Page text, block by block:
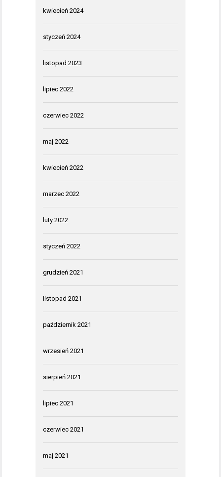
kwiecień 2024
styczeń 2024
listopad 2023
lipiec 2022
czerwiec 2022
maj 2022
kwiecień 2022
marzec 2022
luty 2022
styczeń 2022
grudzień 2021
listopad 2021
październik 2021
wrzesień 2021
sierpień 2021
lipiec 2021
czerwiec 2021
maj 2021